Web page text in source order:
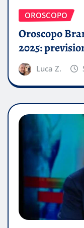
OROSCOPO
Oroscopo
2025:
Luca Z.